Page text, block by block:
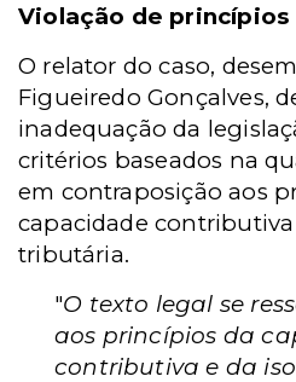
Violação de princípios
O relator do caso,
Figueiredo Gonçalves,
inadequação da
critérios baseados na
em contraposição aos
capacidade
tributária.
"O texto legal se
aos princípios da
contributiva e da